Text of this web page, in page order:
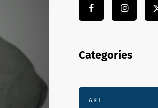
Categories
ART